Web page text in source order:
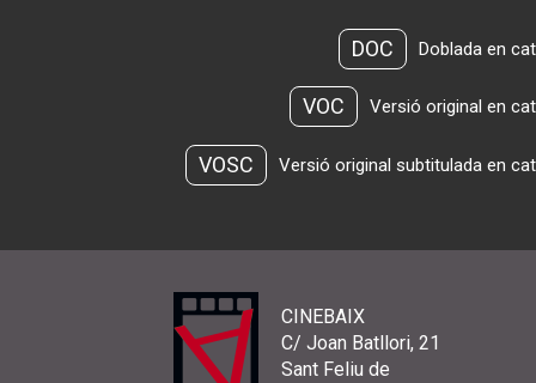
DOC Doblada en
VOC Versió original en
VOSC Versió original subtitulada en
CINEBAIX
C/ Joan Batllori, 21
Sant Feliu de